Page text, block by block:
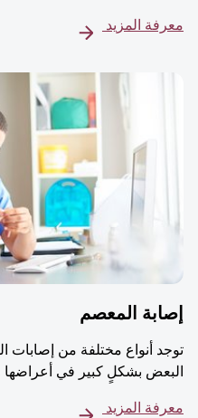
معرفة المزيد
إصابة المعصم
توجد أنواع مختلفة من إصابات
البعض بشكلٍ كبير في أعراضها
معرفة المزيد